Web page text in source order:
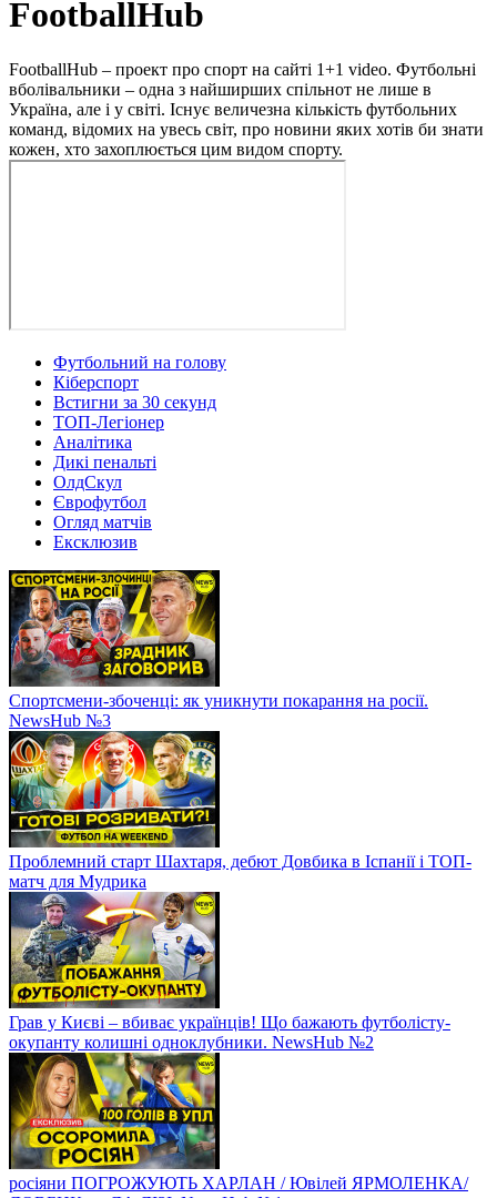
FootballHub
FootballHub – проект про спорт на сайті 1+1 video. Футбольні
вболівальники – одна з найширших спільнот не лише в
Україна, але і у світі. Існує величезна кількість футбольних
команд, відомих на увесь світ, про новини яких хотів би знати
кожен, хто захоплюється цим видом спорту.
Футбольний на голову
Кіберспорт
Встигни за 30 секунд
ТОП-Легіонер
Аналітика
Дикі пенальті
ОлдСкул
Єврофутбол
Огляд матчів
Ексклюзив
Спортсмени-збоченці: як уникнути покарання на росії.
NewsHub №3
Проблемний старт Шахтаря, дебют Довбика в Іспанії і ТОП-
матч для Мудрика
Грав у Києві – вбиває українців! Що бажають футболісту-
окупанту колишні одноклубники. NewsHub №2
росіяни ПОГРОЖУЮТЬ ХАРЛАН / Ювілей ЯРМОЛЕНКА/